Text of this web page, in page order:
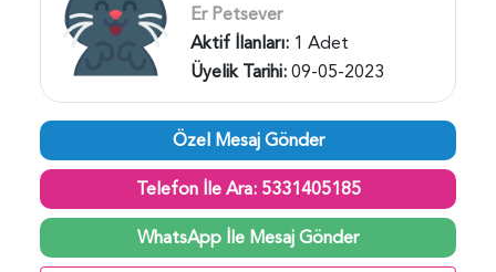
Er Petsever
Aktif İlanları: 1 Adet
Üyelik Tarihi:09-05-2023
Özel Mesaj Gönder
Telefon İle Ara: 5331405185
WhatsApp İle Mesaj Gönder